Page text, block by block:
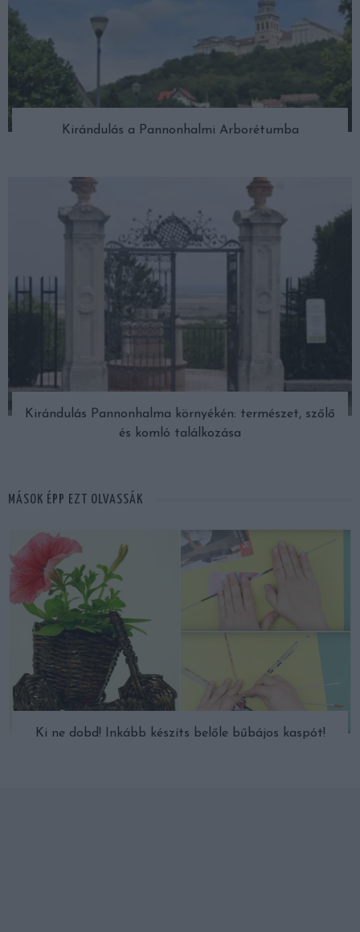
Kirándulás a Pannonhalmi Arborétumba
Kirándulás Pannonhalma környékén: természet, szőlő
és komló találkozása
MÁSOK ÉPP EZT OLVASSÁK
Ki ne dobd! Inkább készíts belőle bűbájos kaspót!